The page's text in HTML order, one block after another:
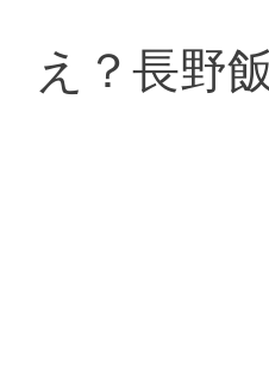
え？長野